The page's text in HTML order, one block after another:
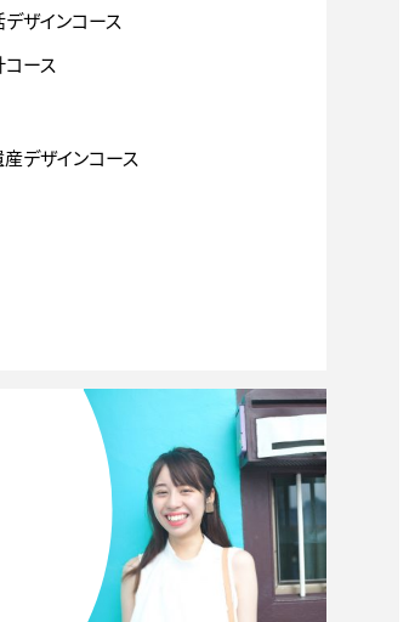
ザインコース
ース
産デザインコース